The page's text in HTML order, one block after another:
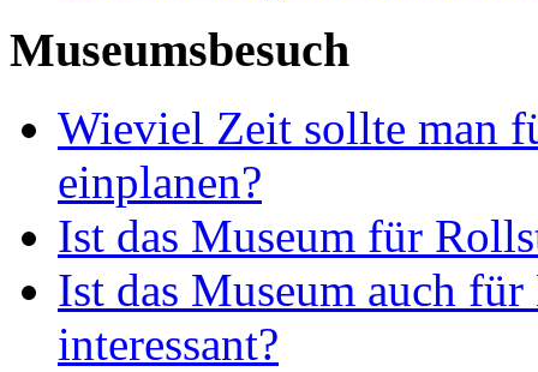
Museumsbesuch
Wieviel Zeit sollte man
einplanen?
Ist das Museum für
Ist das Museum auch
interessant?